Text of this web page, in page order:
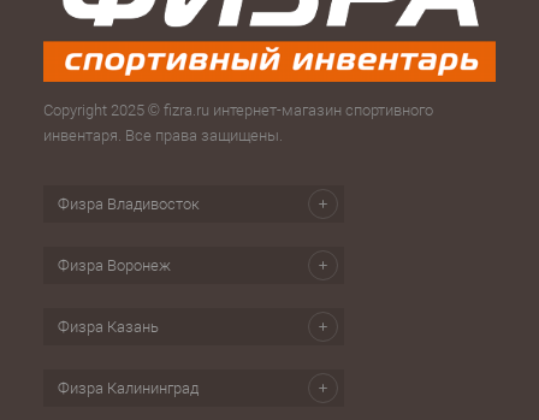
Copyright 2025 © fizra.ru интернет-магазин спортивного
инвентаря. Все права защищены.
Физра Владивосток
Физра Воронеж
Физра Казань
Физра Калининград